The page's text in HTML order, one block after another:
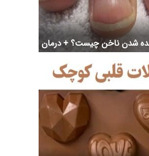
شدن ناخن چیست؟ + درمان